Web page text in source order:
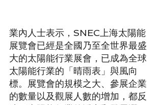
業內人士表示，SNEC上海太陽能
展覽會已經是全國乃至全世界最盛
大的太陽能行業展會，已成為全球
太陽能行業的「晴雨表」與風向
標。展覽會的規模之大、參展企業
的數量以及觀展人數的增加，都反